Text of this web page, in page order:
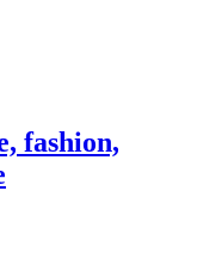
fashion,